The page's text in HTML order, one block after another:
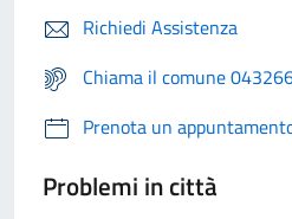
Richiedi Assistenza
Chiama il comune
Prenota un
Problemi in città